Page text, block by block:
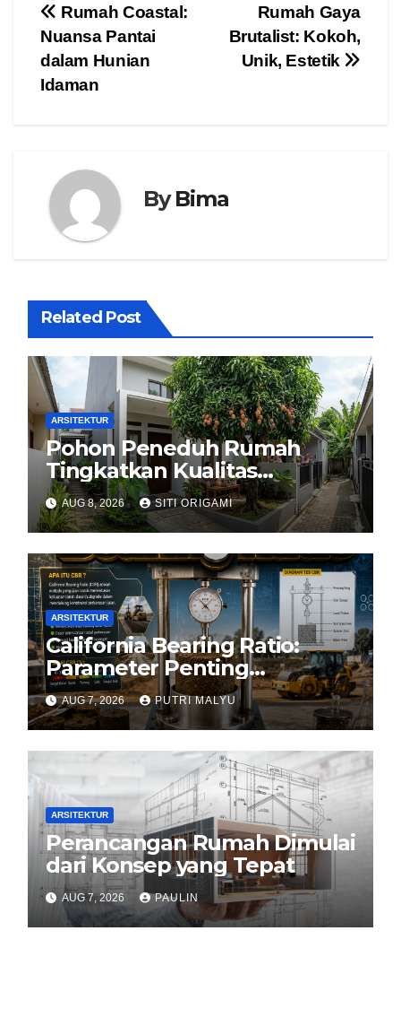
Post
navigation
Rumah Gaya
Brutalist: Kokoh,
Unik, Estetik
Rumah Coastal:
Nuansa Pantai
dalam Hunian
Idaman
ByBima
Related Post
ARSITEKTUR
Pohon Peneduh Rumah
Tingkatkan Kualitas
Arsitektur Hunian
AUG 8, 2026 SITI ORIGAMI
ARSITEKTUR
California Bearing Ratio:
Parameter Penting
Kekuatan Tanah Konstruksi
AUG 7, 2026 PUTRI MALYU
ARSITEKTUR
Perancangan Rumah Dimulai
dari Konsep yang Tepat
AUG 7, 2026 PAULIN